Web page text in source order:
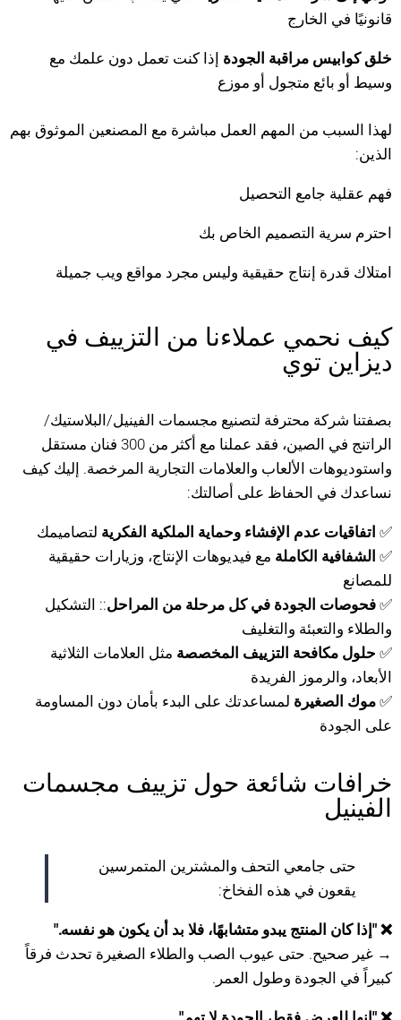
قانونيًا في الخارج
خلق كوابيس مراقبة الجودة إذا كنت تعمل دون علمك مع
وسيط أو بائع متجول أو موزع
لهذا السبب من المهم العمل مباشرة مع المصنعين الموثوق بهم
الذين:
فهم عقلية جامع التحصيل
احترم سرية التصميم الخاص بك
امتلاك قدرة إنتاج حقيقية وليس مجرد مواقع ويب جميلة
كيف نحمي عملاءنا من التزييف في
ديزاين توي
بصفتنا شركة محترفة لتصنيع مجسمات الفينيل/البلاستيك/
الراتنج في الصين، فقد عملنا مع أكثر من 300 فنان مستقل
واستوديوهات الألعاب والعلامات التجارية المرخصة. إليك كيف
نساعدك في الحفاظ على أصالتك:
✅ اتفاقيات عدم الإفشاء وحماية الملكية الفكرية لتصاميمك
✅ الشفافية الكاملة مع فيديوهات الإنتاج، وزيارات حقيقية
للمصانع
✅ فحوصات الجودة في كل مرحلة من المراحل:: التشكيل
والطلاء والتعبئة والتغليف
✅ حلول مكافحة التزييف المخصصة مثل العلامات الثلاثية
الأبعاد، والرموز الفريدة
✅ موك الصغيرة لمساعدتك على البدء بأمان دون المساومة
على الجودة
خرافات شائعة حول تزييف مجسمات
الفينيل
حتى جامعي التحف والمشترين المتمرسين
يقعون في هذه الفخاخ:
❌ "إذا كان المنتج يبدو متشابهًا، فلا بد أن يكون هو نفسه."
→ غير صحيح. حتى عيوب الصب والطلاء الصغيرة تحدث فرقاً
كبيراً في الجودة وطول العمر.